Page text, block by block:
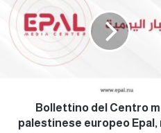
Bollettino del Centro
palestinese europeo Epal,